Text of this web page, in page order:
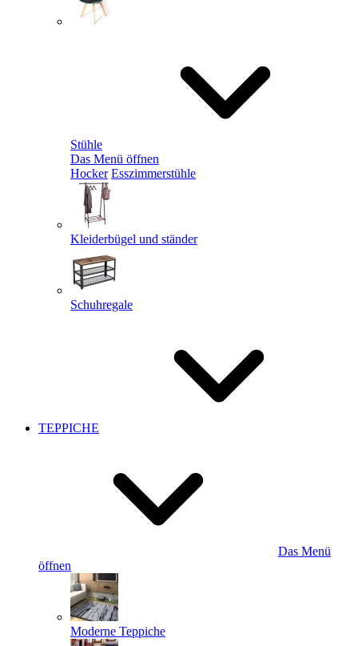
Stühle
Das Menü öffnen
Hocker Esszimmerstühle
Kleiderbügel und ständer
Schuhregale
TEPPICHE
Das Menü
öffnen
Moderne Teppiche